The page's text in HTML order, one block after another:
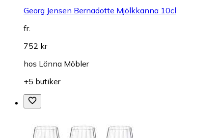
Georg Jensen Bernadotte Mjölkkanna 10cl
fr.
752 kr
hos Länna Möbler
+5 butiker